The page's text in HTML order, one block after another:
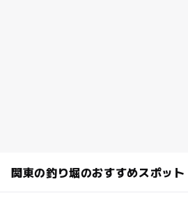
関東の釣り堀のおすすめスポット